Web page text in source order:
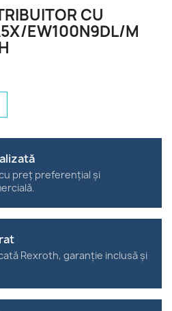
CU
EW100N9DL/M
preț preferențial și
Rexroth, garanție inclusă și